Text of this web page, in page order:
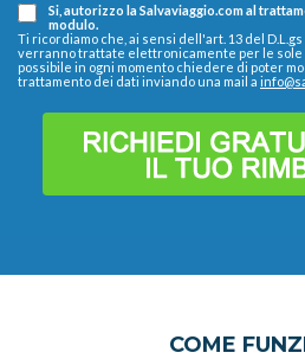
Si, autorizzo la Salvaviaggio.com al
modulo.
Ti ricordiamo che, ai sensi dell'art. 13 del
verranno trattate elettronicamente per le sole
possibile in ogni momento chiedere di poter
trattamento dei dati inviando una mail a
COME